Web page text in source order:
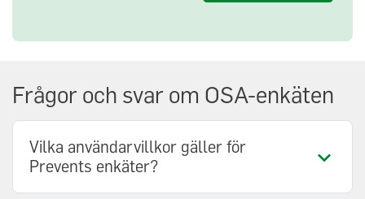
Frågor och svar om OSA-enkäten
Vilka användarvillkor gäller för
Prevents enkäter?